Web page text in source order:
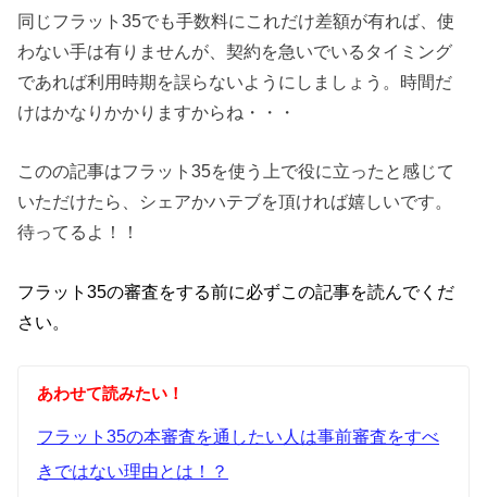
同じフラット35でも手数料にこれだけ差額が有れば、使
わない手は有りませんが、契約を急いでいるタイミング
であれば利用時期を誤らないようにしましょう。時間だ
けはかなりかかりますからね・・・
このの記事はフラット35を使う上で役に立ったと感じて
いただけた ら、シェアかハテブを頂ければ嬉しいです。
待ってるよ！！
フラット35の審査をする前に必ずこの記事を読んでくだ
さい。
あわせて読みたい！
フラット35の本審査を通したい人は事前審査をすべ
きではない理由とは！？